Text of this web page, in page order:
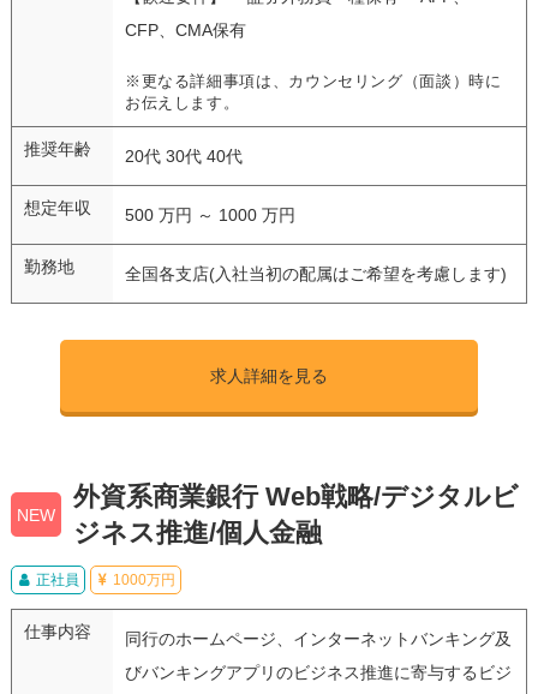
CFP、CMA保有
※更なる詳細事項は、カウンセリング（面談）時に
お伝えします。
推奨年齢 20代 30代 40代
想定年収 500 万円 ～ 1000 万円
勤務地 全国各支店(入社当初の配属はご希望を考慮します)
求人詳細を見る
NEW
外資系商業銀行 Web戦略/デジタルビ
ジネス推進/個人金融
正社員 1000万円
仕事内容
同行のホームページ、インターネットバンキング及
びバンキングアプリのビジネス推進に寄与するビジ